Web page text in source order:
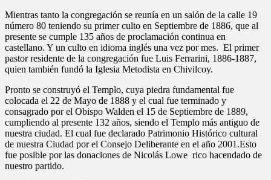
Mientras tanto la congregación se reunía en un salón de la calle 19
número 80 teniendo su primer culto en Septiembre de 1886, que al
presente se cumple 135 años de proclamación continua en
castellano. Y un culto en idioma inglés una vez por mes. El primer
pastor residente de la congregación fue Luis Ferrarini, 1886-1887,
quien también fundó la Iglesia Metodista en Chivilcoy.
Pronto se construyó el Templo, cuya piedra fundamental fue
colocada el 22 de Mayo de 1888 y el cual fue terminado y
consagrado por el Obispo Walden el 15 de Septiembre de 1889,
cumpliendo al presente 132 años, siendo el Templo más antiguo de
nuestra ciudad. El cual fue declarado Patrimonio Histórico cultural
de nuestra Ciudad por el Consejo Deliberante en el año 2001.Esto
fue posible por las donaciones de Nicolás Lowe rico hacendado de
nuestro partido.